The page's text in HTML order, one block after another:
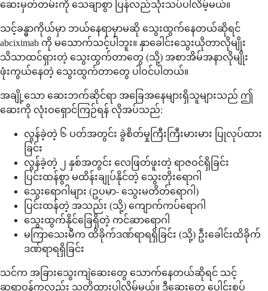
ဆေးမှတ်တမ်းကို သေချာစွာ ပြန်လည်သုံးသပ်ပါလိမ့်မယ်။
သင့်ခန္ဓာကိုယ်မှာ ဘယ်နေရာမှာမဆို သွေးထွက်နေတယ်ဆိုရင်
abciximab ကို မသောက်သင့်ပါဘူး။ နှာခေါင်းသွေးယိုတာလိုမျိုး
သိသာထင်ရှားတဲ့ သွေးထွက်တာတွေ (သို့) အစာအိမ်အနာလိုမျိုး
ဖုံးကွယ်နေတဲ့ သွေးထွက်တာတွေ ပါဝင်ပါတယ်။
အချို့သော ဆေးဘက်ဆိုင်ရာ အခြေအနေများရှိသူများသည် ဤ
ဆေးကို လုံးဝရှောင်ကြဉ်ရန် လိုအပ်သည်:
လွန်ခဲ့တဲ့ ၆ ပတ်အတွင်း ခွဲစိတ်မှုကြီးကြီးမားမား ပြုလုပ်ထား
ခြင်း
လွန်ခဲ့တဲ့ ၂ နှစ်အတွင်း လေဖြတ်ဖူးတဲ့ ရာဇဝင်ရှိခြင်း
ပြင်းထန်စွာ မထိန်းချုပ်နိုင်တဲ့ သွေးတိုးရောဂါ
သွေးရောဂါများ (ဥပမာ- သွေးမတိတ်ရောဂါ)
ပြင်းထန်တဲ့ အသည်း (သို့) ကျောက်ကပ်ရောဂါ
သွေးထွက်နိုင်ခြေရှိတဲ့ ကင်ဆာရောဂါ
မကြာသေးမီက ထိခိုက်ဒဏ်ရာရရှိခြင်း (သို့) ဦးခေါင်းထိခိုက်
ဒဏ်ရာရရှိခြင်း
သင်က အခြားသွေးကျဲဆေးတွေ သောက်နေတယ်ဆိုရင် သင့်
ဆရာဝန်ကလည်း သတိထားပါလိမ့်မယ်။ ဒီဆေးတွေ ပေါင်းစပ်